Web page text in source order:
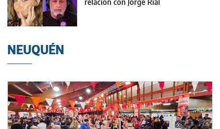
NEUQUÉN